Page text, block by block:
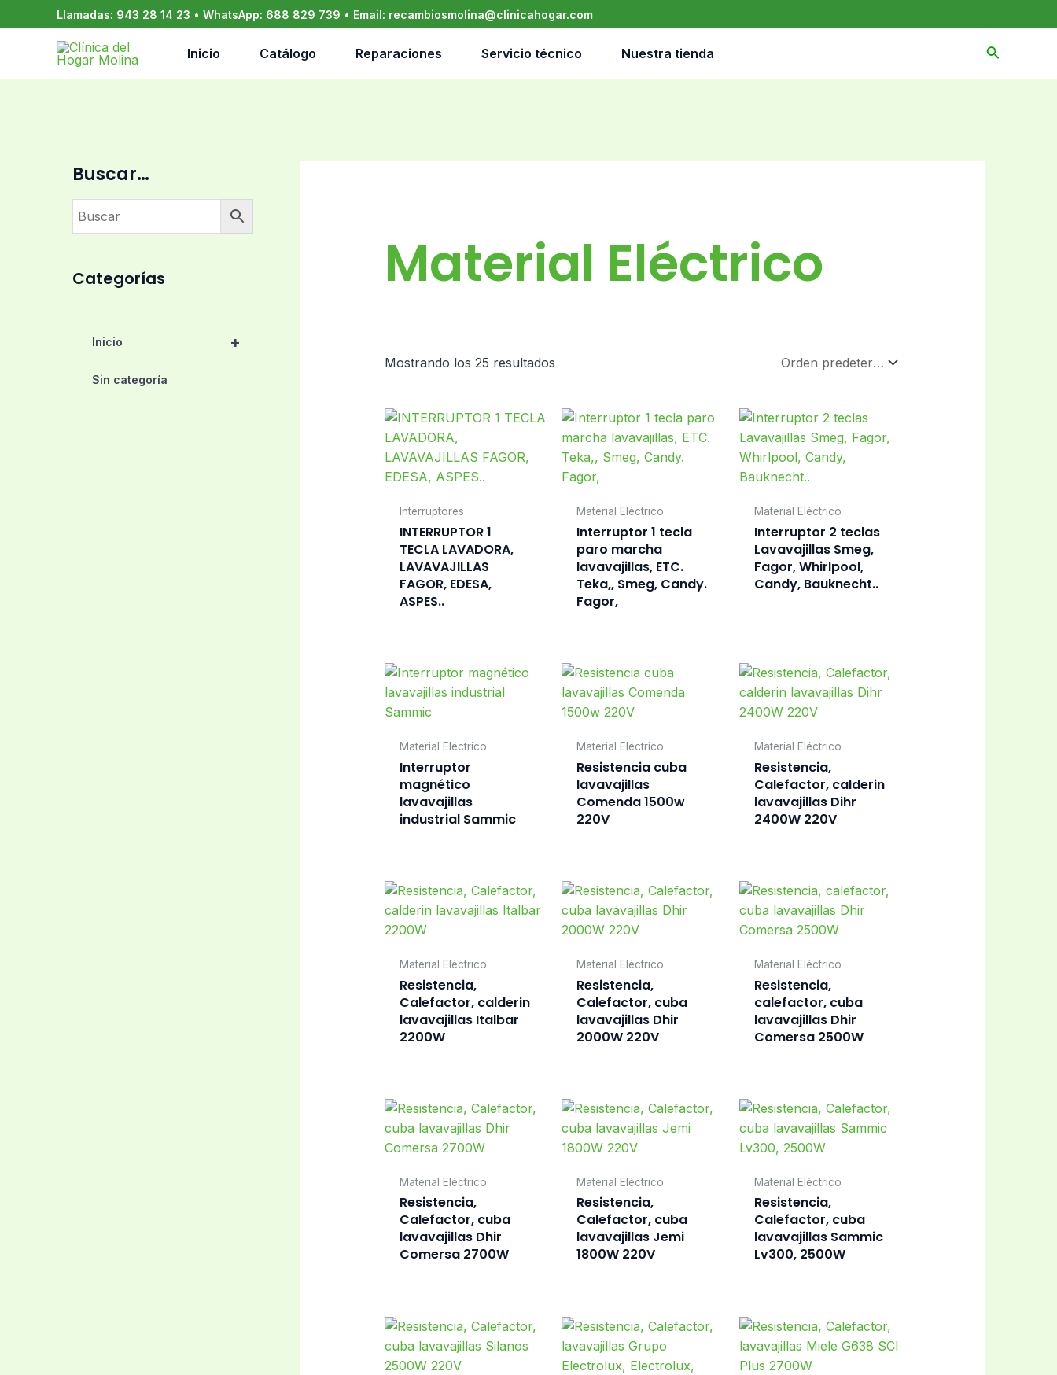
al
contenido
Llamadas: 943 28 14 23 • WhatsApp: 688 829 739 • Email: recambiosmolina@clinicahogar.com
Inicio Catálogo Reparaciones Servicio técnico Nuestra tienda
Buscar…
Categorías
+
Inicio
Sin categoría
Material Eléctrico
Mostrando los 25 resultados
Interruptores
INTERRUPTOR 1
TECLA LAVADORA,
LAVAVAJILLAS
FAGOR, EDESA,
ASPES..
Material Eléctrico
Interruptor 1 tecla
paro marcha
lavavajillas, ETC.
Teka,, Smeg, Candy.
Fagor,
Material Eléctrico
Interruptor 2 teclas
Lavavajillas Smeg,
Fagor, Whirlpool,
Candy, Bauknecht..
Material Eléctrico
Interruptor
magnético
lavavajillas
industrial Sammic
Material Eléctrico
Resistencia cuba
lavavajillas
Comenda 1500w
220V
Material Eléctrico
Resistencia,
Calefactor, calderin
lavavajillas Dihr
2400W 220V
Material Eléctrico
Resistencia,
Calefactor, calderin
lavavajillas Italbar
2200W
Material Eléctrico
Resistencia,
Calefactor, cuba
lavavajillas Dhir
2000W 220V
Material Eléctrico
Resistencia,
calefactor, cuba
lavavajillas Dhir
Comersa 2500W
Material Eléctrico
Resistencia,
Calefactor, cuba
lavavajillas Dhir
Comersa 2700W
Material Eléctrico
Resistencia,
Calefactor, cuba
lavavajillas Jemi
1800W 220V
Material Eléctrico
Resistencia,
Calefactor, cuba
lavavajillas Sammic
Lv300, 2500W